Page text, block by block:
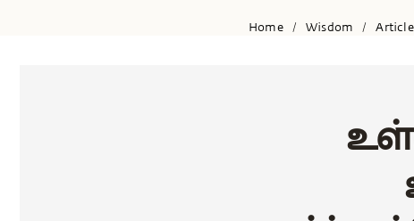
Home / Wisdom / Article